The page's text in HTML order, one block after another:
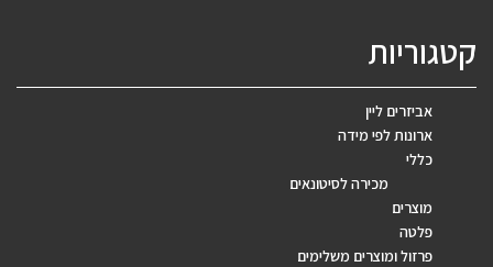
קטגוריות
אביזרים ליין
ארונות לפי מידה
כללי
מכירה לסיטונאים
מוצרים
פלטה
פרזול ומוצרים משלימים